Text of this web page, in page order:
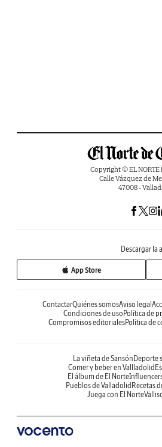
Copyright © EL NORTE
Calle Vázquez de
47008 -
Descargar la
App Store
ContactarQuiénes somosAviso legal
Condiciones de uso Política de
Compromisos editorialesPolítica de
La viñeta de Sansón Deporte
Comer y beber en Vallladolid
El álbum de El Norte
Pueblos de Valladolid Recetas
Juega con El Norte